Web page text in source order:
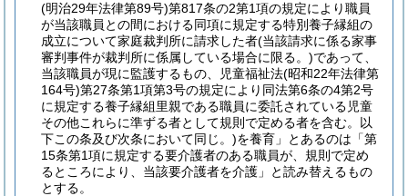
(明治29年法律第89号)第817条の2第1項の規定により職員
が当該職員との間における同項に規定する特別養子縁組の
成立について家庭裁判所に請求した者(当該請求に係る家事
審判事件が裁判所に係属している場合に限る。)であって、
当該職員が現に監護するもの、児童福祉法(昭和22年法律第
164号)第27条第1項第3号の規定により同法第6条の4第2号
に規定する養子縁組里親である職員に委託されている児童
その他これらに準ずる者として規則で定める者を含む。以
下この条及び次条において同じ。)を養育」とあるのは「第
15条第1項に規定する要介護者のある職員が、規則で定め
るところにより、当該要介護者を介護」と読み替えるもの
とする。